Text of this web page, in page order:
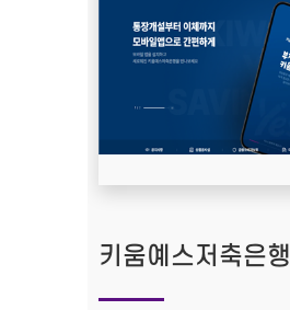
키움예스저축은행